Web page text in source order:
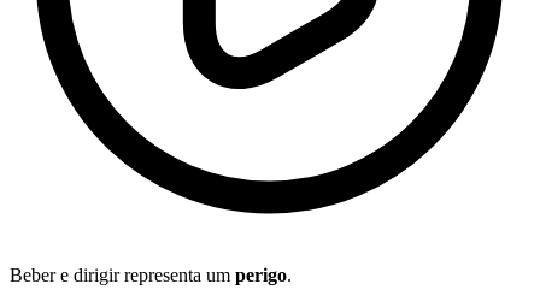
Beber e dirigir representa um perigo.